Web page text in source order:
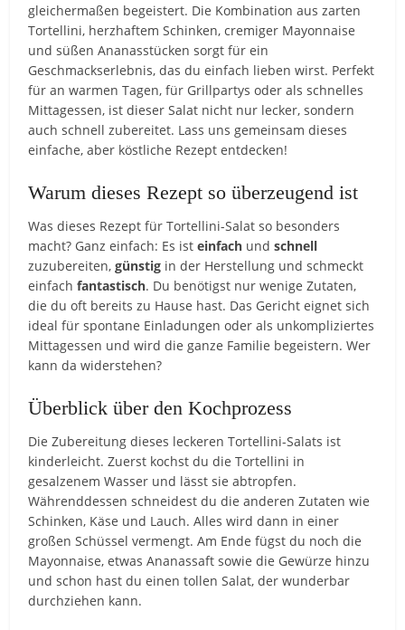
gleichermaßen begeistert. Die Kombination aus zarten
Tortellini, herzhaftem Schinken, cremiger Mayonnaise
und süßen Ananasstücken sorgt für ein
Geschmackserlebnis, das du einfach lieben wirst. Perfekt
für an warmen Tagen, für Grillpartys oder als schnelles
Mittagessen, ist dieser Salat nicht nur lecker, sondern
auch schnell zubereitet. Lass uns gemeinsam dieses
einfache, aber köstliche Rezept entdecken!
Warum dieses Rezept so überzeugend ist
Was dieses Rezept für Tortellini-Salat so besonders
macht? Ganz einfach: Es isteinfach undschnell
zuzubereiten,günstig in der Herstellung und schmeckt
einfachfantastisch. Du benötigst nur wenige Zutaten,
die du oft bereits zu Hause hast. Das Gericht eignet sich
ideal für spontane Einladungen oder als unkompliziertes
Mittagessen und wird die ganze Familie begeistern. Wer
kann da widerstehen?
Überblick über den Kochprozess
Die Zubereitung dieses leckeren Tortellini-Salats ist
kinderleicht. Zuerst kochst du die Tortellini in
gesalzenem Wasser und lässt sie abtropfen.
Währenddessen schneidest du die anderen Zutaten wie
Schinken, Käse und Lauch. Alles wird dann in einer
großen Schüssel vermengt. Am Ende fügst du noch die
Mayonnaise, etwas Ananassaft sowie die Gewürze hinzu
und schon hast du einen tollen Salat, der wunderbar
durchziehen kann.